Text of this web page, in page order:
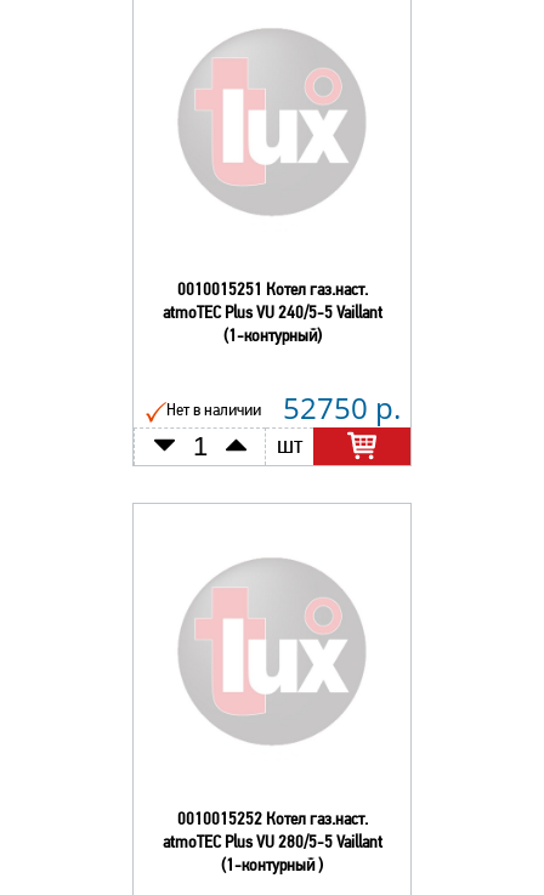
0010015251 Котел газ.наст.
atmoTEC Plus VU 240/5-5 Vaillant
(1-контурный)
Нет в наличии 52750 р.
шт
0010015252 Котел газ.наст.
atmoTEC Plus VU 280/5-5 Vaillant
(1-контурный )